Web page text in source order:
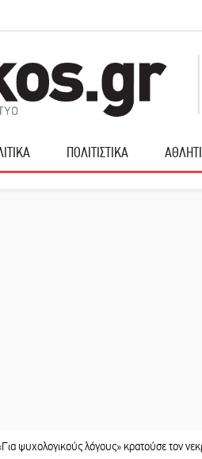
ΠΟΛΙΤΙΣΤΙΚΑ
λόγους» κρατούσε τον νεκρό πατέρα